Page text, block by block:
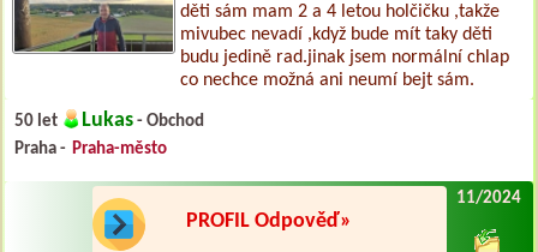
děti sám mam 2 a 4 letou holčičku ,takže
mivubec nevadí ,když bude mít taky děti
budu jedině rad.jinak jsem normální chlap
co nechce možná ani neumí bejt sám.
50 let Lukas - Obchod
Praha - Praha-město
PROFIL Odpověď»
11/2024